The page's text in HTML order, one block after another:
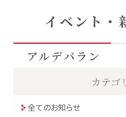
イベント・
アルデバラン
カテゴ
全てのお知らせ